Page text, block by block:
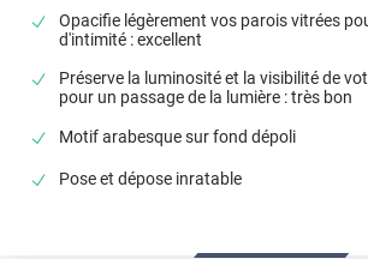
Opacifie légèrement vos parois vitrées
d'intimité : excellent
Préserve la luminosité et la visibilité de
pour un passage de la lumière : très bon
Motif arabesque sur fond dépoli
Pose et dépose inratable
Film très facile à poser et de très bonne
Installation facile. Résultat attendu
*****
Il y a 1164 jours